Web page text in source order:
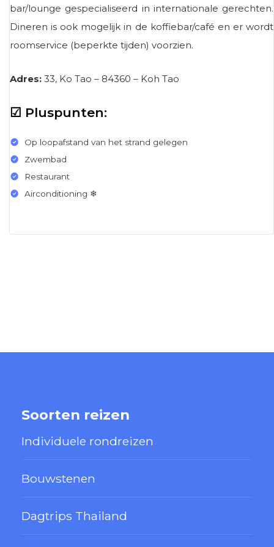
bar/lounge gespecialiseerd in internationale gerechten.
Dineren is ook mogelijk in de koffiebar/café en er wordt
roomservice (beperkte tijden) voorzien.
Adres: 33, Ko Tao – 84360 – Koh Tao
☑ Pluspunten:
Op loopafstand van het strand gelegen
Zwembad
Restaurant
Airconditioning ❄
Soorten reizen
Individuele rondreizen
Bouwstenen
Dagtrips Thailand